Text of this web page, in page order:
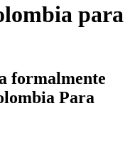
para
formalmente
Para